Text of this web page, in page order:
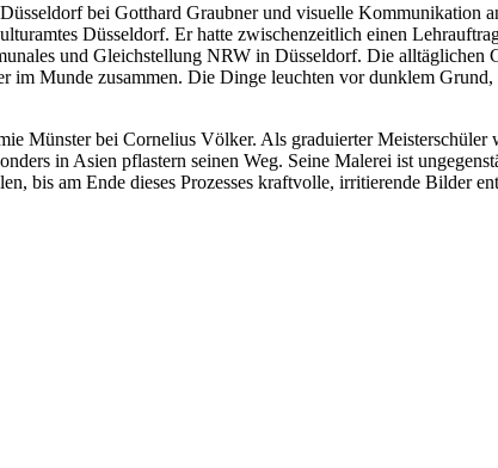
bei Gotthard Graubner und visuelle Kommunikation
Düsseldorf. Er hatte zwischenzeitlich einen
und Gleichstellung NRW in Düsseldorf. Die alltäglichen
im Munde zusammen. Die Dinge leuchten vor dunklem
Münster bei Cornelius Völker. Als graduierter
in Asien pflastern seinen Weg. Seine Malerei ist
bis am Ende dieses Prozesses kraftvolle, irritierende Bilder